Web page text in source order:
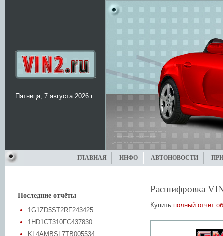
Пятница, 7 августа 2026 г.
ГЛАВНАЯ ИНФО АВТОНОВОСТИ
Последние отчёты
1G1ZD5ST2RF243425
1HD1CT310FC437830
KL4AMBSL7TB005534
Расшифровка
Купить полный отчет